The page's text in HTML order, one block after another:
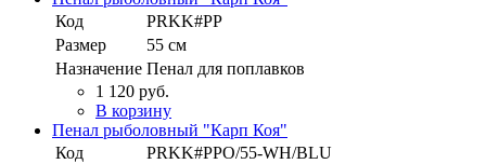
Код
PRKK#PP
Размер
55 см
Назначение Пенал для поплавков
1 120 руб.
В корзину
Пенал рыболовный "Карп Коя"
Код
PRKK#PPO/55-WH/BLU